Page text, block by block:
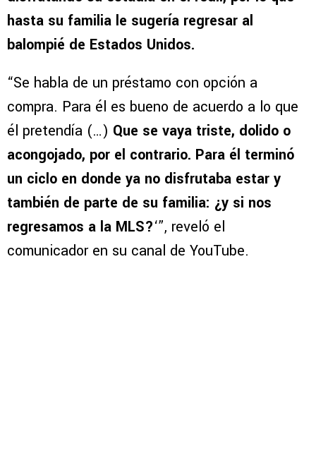
hasta su familia le sugería regresar al
balompié de Estados Unidos.
“Se habla de un préstamo con opción a
compra. Para él es bueno de acuerdo a lo que
él pretendía (…) Que se vaya triste, dolido o
acongojado, por el contrario. Para él terminó
un ciclo en donde ya no disfrutaba estar y
también de parte de su familia: ¿y si nos
regresamos a la MLS?‘”, reveló el
comunicador en su canal de YouTube.